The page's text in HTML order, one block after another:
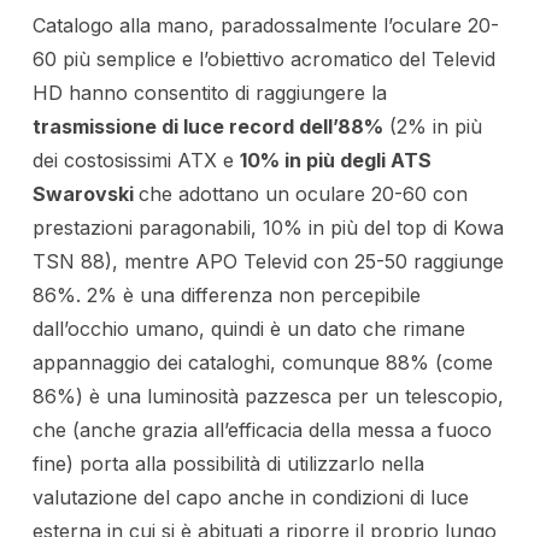
Catalogo alla mano, paradossalmente l’oculare 20-
60 più semplice e l’obiettivo acromatico del Televid
HD hanno consentito di raggiungere la
trasmissione di luce record dell’88% (2% in più
dei costosissimi ATX e 10% in più degli ATS
Swarovski che adottano un oculare 20-60 con
prestazioni paragonabili, 10% in più del top di Kowa
TSN 88), mentre APO Televid con 25-50 raggiunge
86%. 2% è una differenza non percepibile
dall’occhio umano, quindi è un dato che rimane
appannaggio dei cataloghi, comunque 88% (come
86%) è una luminosità pazzesca per un telescopio,
che (anche grazia all’efficacia della messa a fuoco
fine) porta alla possibilità di utilizzarlo nella
valutazione del capo anche in condizioni di luce
esterna in cui si è abituati a riporre il proprio lungo